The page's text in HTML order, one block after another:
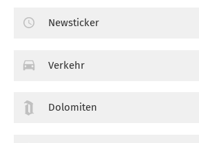
Newsticker
Verkehr
Dolomiten